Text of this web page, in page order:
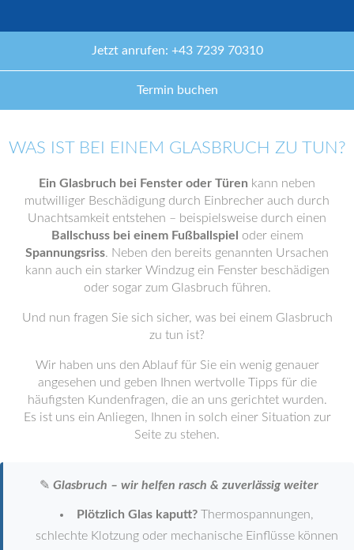
Jetzt anrufen: +43 7239 70310
Termin buchen
WAS IST BEI EINEM GLASBRUCH ZU TUN?
Ein Glasbruch bei Fenster oder Türen kann neben
mutwilliger Beschädigung durch Einbrecher auch durch
Unachtsamkeit entstehen – beispielsweise durch einen
Ballschuss bei einem Fußballspiel
oder einem
Spannungsriss. Neben den bereits genannten Ursachen
kann auch ein starker Windzug ein Fenster beschädigen
oder sogar zum Glasbruch führen.
Und nun fragen Sie sich sicher, was bei einem Glasbruch
zu tun ist?
Wir haben uns den Ablauf für Sie ein wenig genauer
angesehen und geben Ihnen wertvolle Tipps für die
häufigsten Kundenfragen, die an uns gerichtet wurden.
Es ist uns ein Anliegen, Ihnen in solch einer Situation zur
Seite zu stehen.
✎ Glasbruch – wir helfen rasch & zuverlässig weiter
Plötzlich Glas kaputt?Thermospannungen,
schlechte Klotzung oder mechanische Einflüsse können